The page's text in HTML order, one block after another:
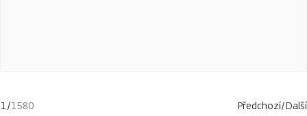
1/1580 Předchozí/Další